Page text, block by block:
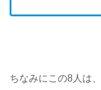
ちなみにこの8人は、